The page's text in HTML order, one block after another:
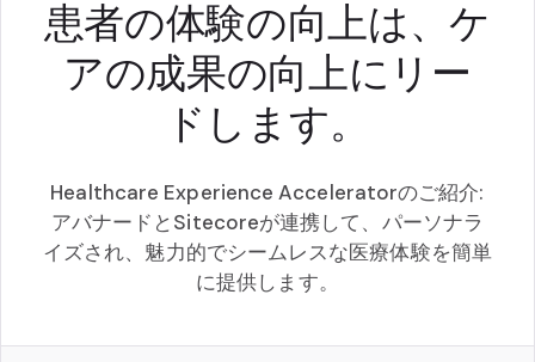
患者の体験の向上は、ケ
アの成果の向上にリー
ドします。
Healthcare Experience Acceleratorのご紹介:
アバナードとSitecoreが連携して、パーソナラ
イズされ、魅力的でシームレスな医療体験を簡単
に提供します。